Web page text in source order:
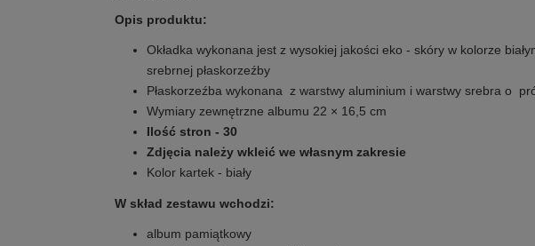
Opis produktu:
Okładka wykonana jest z wysokiej jakości eko - skóry w kolorze
srebrnej płaskorzeźby
Płaskorzeźba wykonana z warstwy aluminium i warstwy srebra o
Wymiary zewnętrzne albumu 22 × 16,5 cm
Ilość stron - 30
Zdjęcia należy wkleić we własnym zakresie
Kolor kartek - biały
W skład zestawu wchodzi:
album pamiątkowy